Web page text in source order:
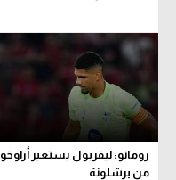
رومانو: ليفربول يستعير أراوخو
من برشلونة